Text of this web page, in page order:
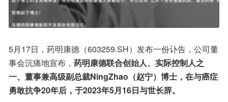
5月17日，药明康德（603259.SH）发布一份讣告，公司董
事会沉痛地宣布， 药明康德联合创始人、实际控制人之
一、董事兼高级副总裁NingZhao（赵宁）博士，在与癌症
勇敢抗争20年后，于2023年5月16日与世长辞。